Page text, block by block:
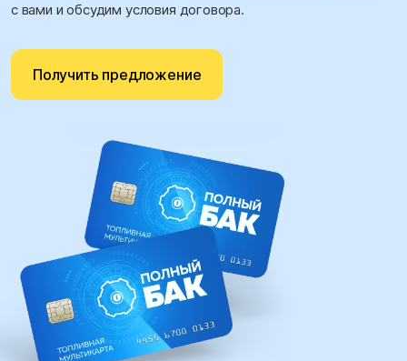
с вами и обсудим условия договора.
Получить предложение